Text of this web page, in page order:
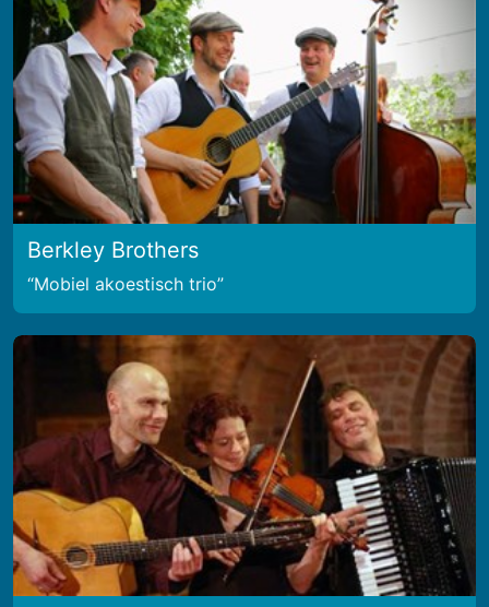
Berkley Brothers
Mobiel akoestisch trio